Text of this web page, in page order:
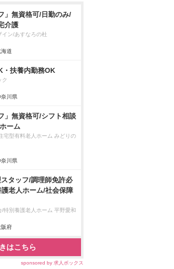
」無資格可/日勤のみ/
介護
ン/あすなろの杜
道
・扶養内勤務OK
ク
奈川県
」無資格可/シフト相談
ーム
宅型有料老人ホーム みどりの
奈川県
スタッフ/調理師免許必
老人ホーム/社会保障
特別養護老人ホーム 平野愛和
阪府
はこちら
sponsored by 求人ボックス